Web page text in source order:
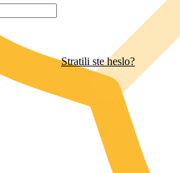
Stratili ste heslo?